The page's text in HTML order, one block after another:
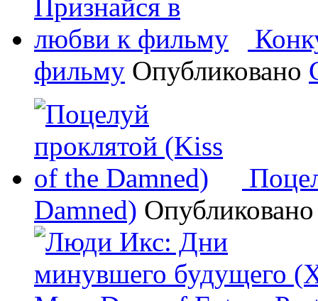
фильму Опубликовано
Damned)